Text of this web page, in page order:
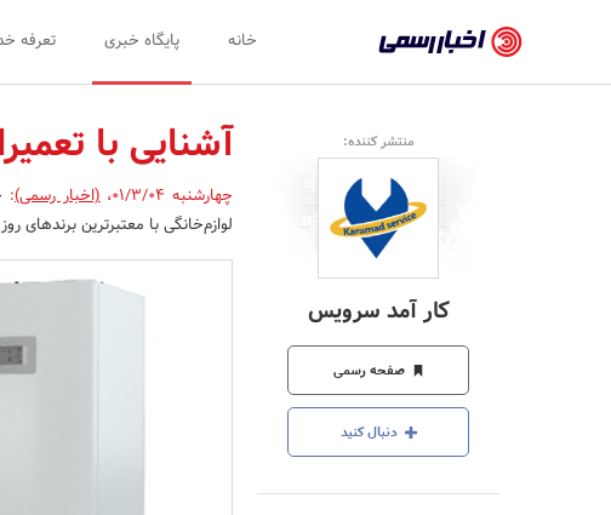
رسمی
-
اخبار
تایید
شده
شرکت‌ها،
سازمان‌ها
و
روابط
عمومی‌ها
خانه پایگاه خبری تعرفه
منتشر کننده:
کار آمد سرویس
صفحه رسمی
دنبال کنید
آشنایی با
چهارشنبه 01/3/04 ،(اخبار رسمی):
لوازم‌خانگی با معتبرترین برندهای روز